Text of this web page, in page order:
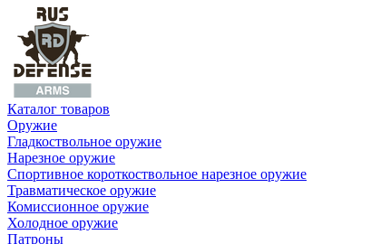
Каталог товаров
Оружие
Гладкоствольное оружие
Нарезное оружие
Спортивное короткоствольное нарезное оружие
Травматическое оружие
Комиссионное оружие
Холодное оружие
Патроны